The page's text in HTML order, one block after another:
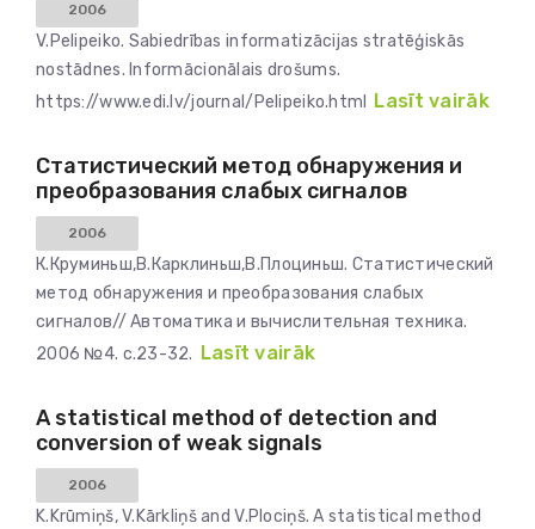
2006
V.Pelipeiko. Sabiedrības informatizācijas stratēģiskās
nostādnes. Informācionālais drošums.
https://www.edi.lv/journal/Pelipeiko.html
Lasīt vairāk
Статистический метод обнаружения и
преобразования слабых сигналов
2006
К.Круминьш,В.Карклиньш,В.Плоциньш. Статистический
метод обнаружения и преобразования слабых
сигналов// Автоматика и вычислительная техника.
2006 №4. с.23-32. Lasīt vairāk
A statistical method of detection and
conversion of weak signals
2006
K.Krūmiņš, V.Kārkliņš and V.Plociņš. A statistical method